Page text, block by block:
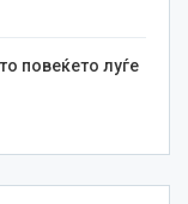
повеќето луѓе